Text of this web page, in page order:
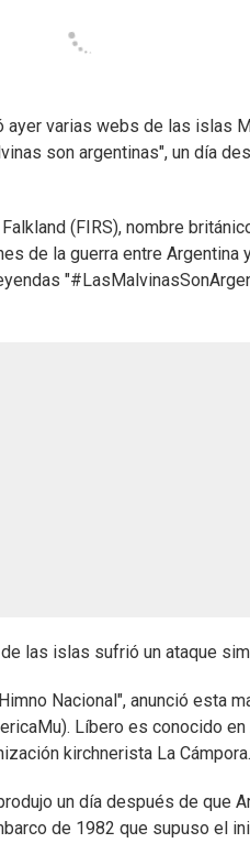
ayer varias webs de las islas
son argentinas", un día
(FIRS), nombre
de la guerra entre Argentina
las islas sufrió un ataque
Nacional", anunció esta
Líbero es conocido
kirchnerista La Cámpora.
un día después de que
de 1982 que supuso el